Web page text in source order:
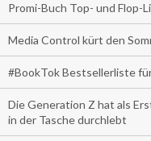
Promi-Buch Top- und Flop-
Media Control kürt den
#BookTok Bestsellerliste
Die Generation Z hat als
in der Tasche durchlebt